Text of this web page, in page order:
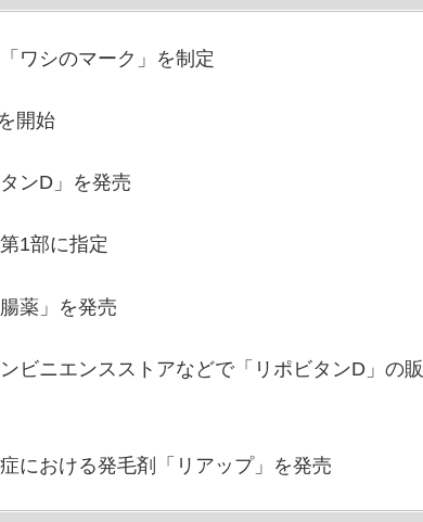
シのマーク」を制定
開始
ンD」を発売
1部に指定
薬」を発売
ニエンスストアなどで「リポビタンD」の販
おける発毛剤「リアップ」を発売